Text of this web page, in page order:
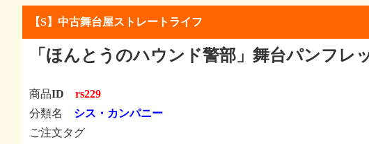
【S】中古舞台屋ストレートライフ
「ほんとうのハウンド警部」舞台パンフレ
商品ID rs229
分類名 シス・カンパニー
ご注文タグ